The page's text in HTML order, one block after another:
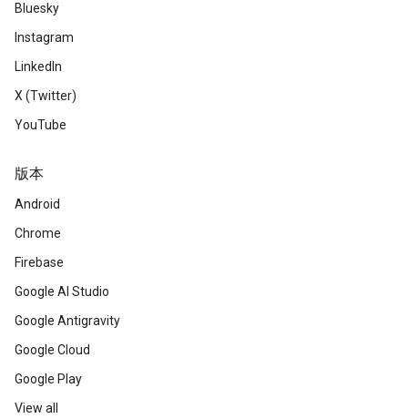
Bluesky
Instagram
LinkedIn
X (Twitter)
YouTube
版本
Android
Chrome
Firebase
Google AI Studio
Google Antigravity
Google Cloud
Google Play
View all